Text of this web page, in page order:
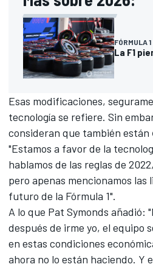
MÁS CATEGORÍAS
FÓRMULA 1
La F1
Esas modificaciones,
tecnología se refiere. Sin
consideran que también están
"Estamos a favor de la
hablamos de las reglas de
pero apenas mencionamos
futuro de la Fórmula 1".
A lo que Pat Symonds añadió:
después de irme yo, el equipo
en estas condiciones
ahora no lo están haciendo. Y